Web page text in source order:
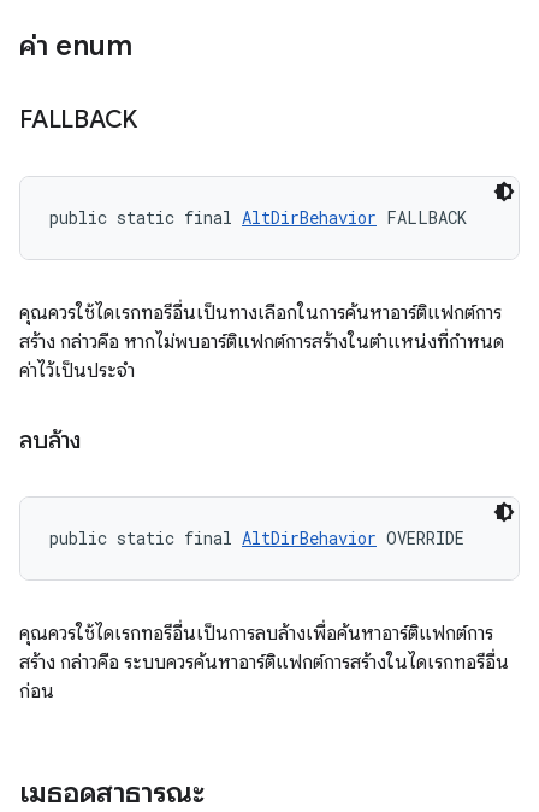
ค่า enum
FALLBACK
public static final AltDirBehavior FALLBACK
คุณควรใช้ไดเรกทอรีอื่นเป็นทางเลือกในการค้นหาอาร์ติแฟกต์การ
สร้าง กล่าวคือ หากไม่พบอาร์ติแฟกต์การสร้างในตำแหน่งที่กำหนด
ค่าไว้เป็นประจำ
ลบล้าง
public static final AltDirBehavior OVERRIDE
คุณควรใช้ไดเรกทอรีอื่นเป็นการลบล้างเพื่อค้นหาอาร์ติแฟกต์การ
สร้าง กล่าวคือ ระบบควรค้นหาอาร์ติแฟกต์การสร้างในไดเรกทอรีอื่น
ก่อน
เมธอดสาธารณะ